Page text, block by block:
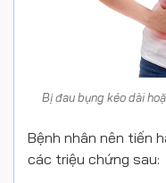
Bị đau bụng kéo dài
Bệnh nhân nên tiến
các triệu chứng sau: